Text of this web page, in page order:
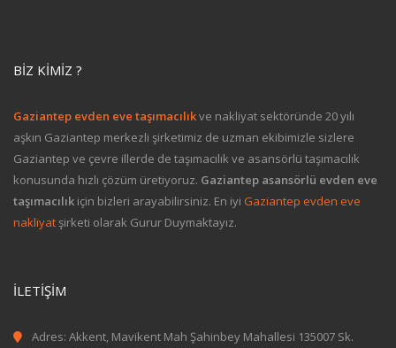
BIZ KIMIZ ?
Gaziantep evden eve taşımacılıkve nakliyat sektöründe 20 yılı
aşkın Gaziantep merkezli şirketimiz de uzman ekibimizle sizlere
Gaziantep ve çevre illerde de taşımacılık ve asansörlü taşımacılık
konusunda hızlı çözüm üretiyoruz. Gaziantep asansörlü evden eve
taşımacılık için bizleri arayabilirsiniz. En iyi Gaziantep evden eve
nakliyatşirketi olarak Gurur Duymaktayız.
İLETIŞIM
Adres: Akkent, Mavikent Mah Şahinbey Mahallesi 135007 Sk.